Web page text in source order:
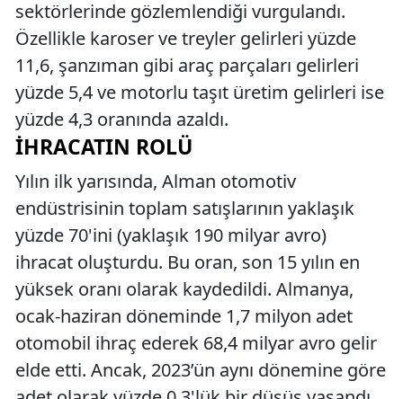
sektörlerinde gözlemlendiği vurgulandı.
Özellikle karoser ve treyler gelirleri yüzde
11,6, şanzıman gibi araç parçaları gelirleri
yüzde 5,4 ve motorlu taşıt üretim gelirleri ise
yüzde 4,3 oranında azaldı.
İHRACATIN ROLÜ
Yılın ilk yarısında, Alman otomotiv
endüstrisinin toplam satışlarının yaklaşık
yüzde 70'ini (yaklaşık 190 milyar avro)
ihracat oluşturdu. Bu oran, son 15 yılın en
yüksek oranı olarak kaydedildi. Almanya,
ocak-haziran döneminde 1,7 milyon adet
otomobil ihraç ederek 68,4 milyar avro gelir
elde etti. Ancak, 2023’ün aynı dönemine göre